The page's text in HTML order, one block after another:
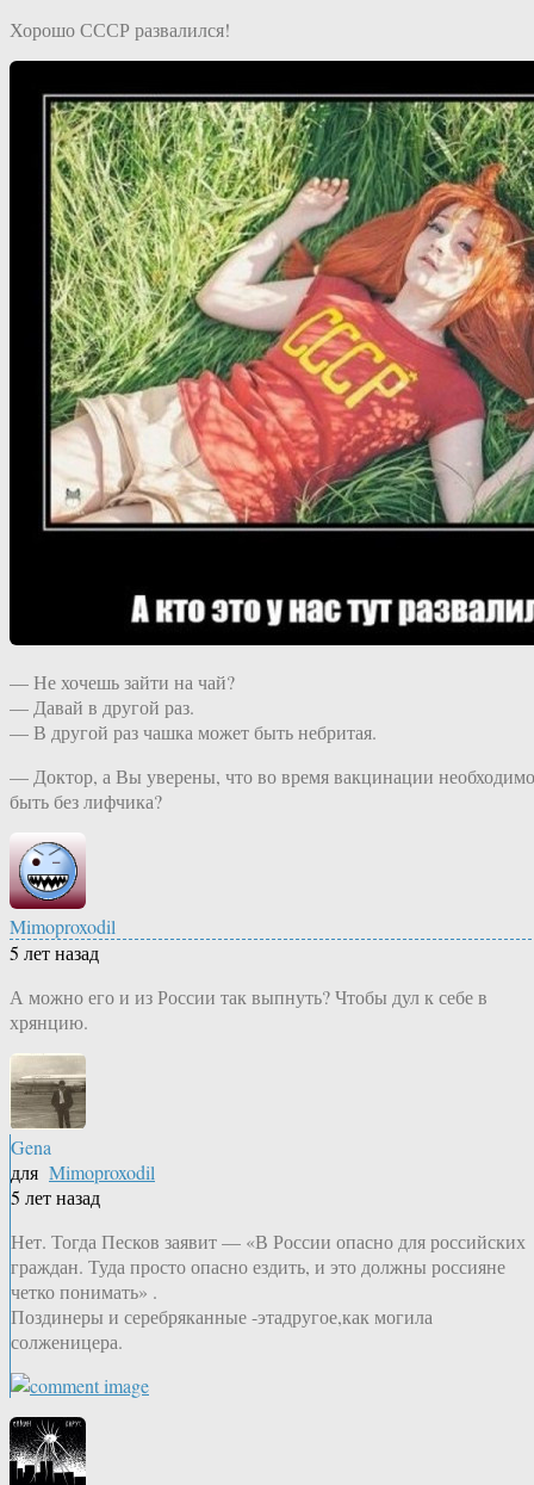
Хорошо СССР развалился!
— Не хочешь зайти на чай?
— Давай в другой раз.
— В другой раз чашка может быть небритая.
— Доктор, а Вы уверены, что во время вакцинации необходимо
быть без лифчика?
Mimoproxodil
5 лет назад
А можно его и из России так выпнуть? Чтобы дул к себе в
хрянцию.
Gena
для Mimoproxodil
5 лет назад
Нет. Тогда Песков заявит — «В России опасно для российских
граждан. Туда просто опасно ездить, и это должны россияне
четко понимать» .
Поздинеры и серебряканные -этадругое,как могила
солженицера.